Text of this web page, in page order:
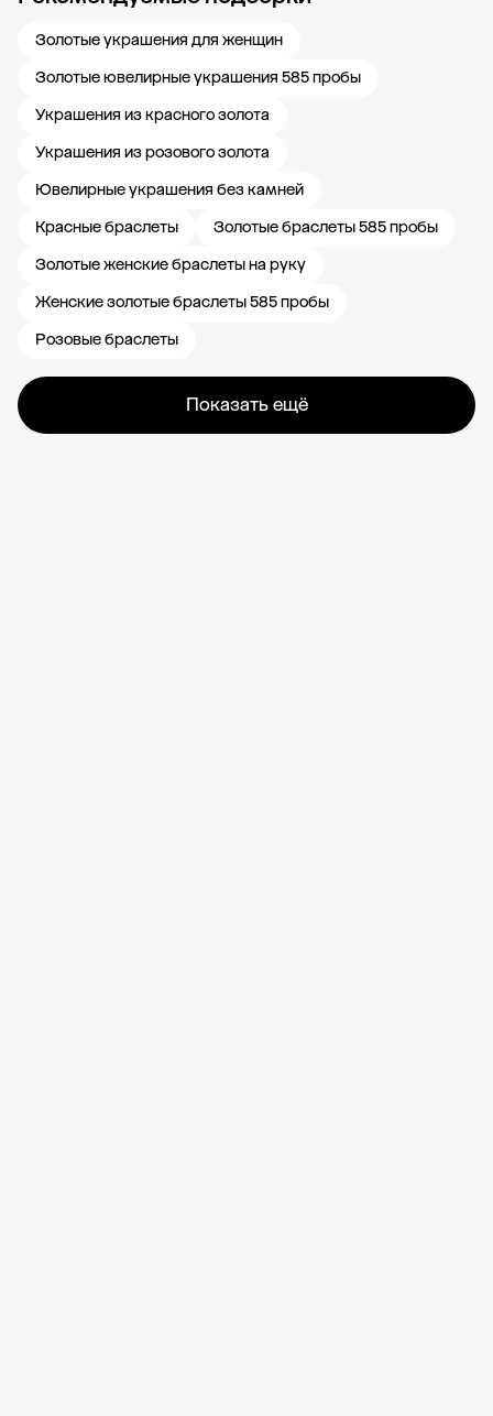
Золотые украшения для женщин
Золотые ювелирные украшения 585 пробы
Украшения из красного золота
Украшения из розового золота
Ювелирные украшения без камней
Красные браслеты
Золотые браслеты 585 пробы
Золотые женские браслеты на руку
Женские золотые браслеты 585 пробы
Розовые браслеты
Показать ещё
Новости компании Журнал ЗОЛОТОЙ Блог